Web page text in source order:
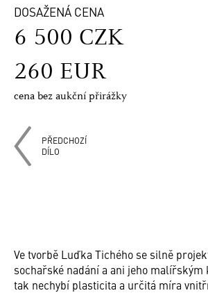
DOSAŽENÁ CENA
6 500 CZK
260 EUR
cena bez aukční přirážky
PŘEDCHOZÍ
DÍLO
Ve tvorbě Luďka Tichého se silně
sochařské nadání a ani jeho malířským
tak nechybí plasticita a určitá míra